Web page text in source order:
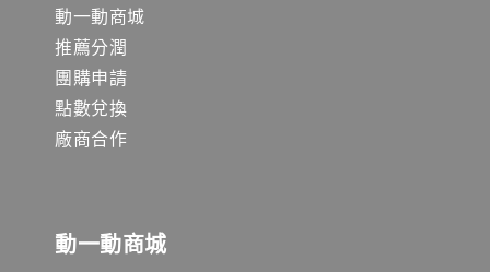
動一動商城
推薦分潤
團購申請
點數兌換
廠商合作
動一動商城